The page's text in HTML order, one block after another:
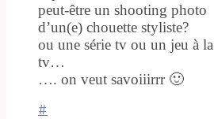
peut-être un shooting photo
d’un(e) chouette styliste?
ou une série tv ou un jeu à la
tv…
…. on veut savoiiirrr 🙂
#